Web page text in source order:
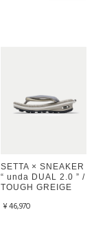
SETTA × SNEAKER
“ unda DUAL 2.0 ” /
TOUGH GREIGE
¥46,970